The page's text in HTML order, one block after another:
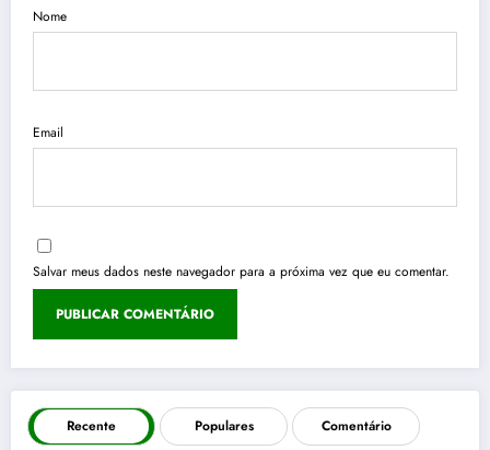
Nome
Email
Salvar meus dados neste navegador para a próxima vez que eu comentar.
Recente Populares Comentário